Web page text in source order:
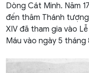
Dòng Cát Minh. Năm
đến thăm Thánh
XIV đã tham gia vào
Máu vào ngày 5 tháng